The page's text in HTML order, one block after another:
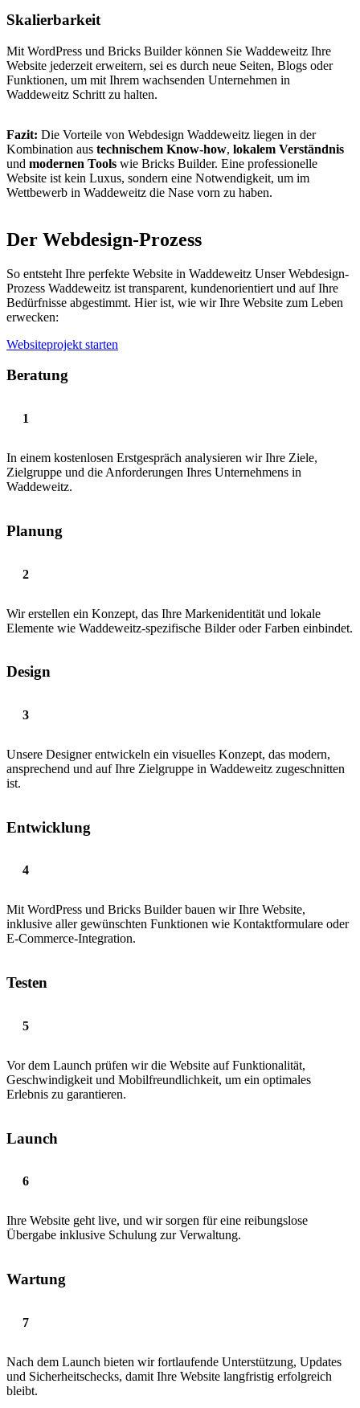
Skalierbarkeit
Mit WordPress und Bricks Builder können Sie Waddeweitz Ihre
Website jederzeit erweitern, sei es durch neue Seiten, Blogs oder
Funktionen, um mit Ihrem wachsenden Unternehmen in
Waddeweitz Schritt zu halten.
Fazit: Die Vorteile von Webdesign Waddeweitz liegen in der
Kombination aus technischem Know-how, lokalem Verständnis
und modernen Tools wie Bricks Builder. Eine professionelle
Website ist kein Luxus, sondern eine Notwendigkeit, um im
Wettbewerb in Waddeweitz die Nase vorn zu haben.
Der Webdesign-Prozess
So entsteht Ihre perfekte Website in Waddeweitz Unser Webdesign-
Prozess Waddeweitz ist transparent, kundenorientiert und auf Ihre
Bedürfnisse abgestimmt. Hier ist, wie wir Ihre Website zum Leben
erwecken:
Websiteprojekt starten
Beratung
In einem kostenlosen Erstgespräch analysieren wir Ihre Ziele,
Zielgruppe und die Anforderungen Ihres Unternehmens in
Waddeweitz.
Planung
Wir erstellen ein Konzept, das Ihre Markenidentität und lokale
Elemente wie Waddeweitz-spezifische Bilder oder Farben einbindet.
Design
Unsere Designer entwickeln ein visuelles Konzept, das modern,
ansprechend und auf Ihre Zielgruppe in Waddeweitz zugeschnitten
ist.
Entwicklung
Mit WordPress und Bricks Builder bauen wir Ihre Website,
inklusive aller gewünschten Funktionen wie Kontaktformulare oder
E-Commerce-Integration.
Testen
Vor dem Launch prüfen wir die Website auf Funktionalität,
Geschwindigkeit und Mobilfreundlichkeit, um ein optimales
Erlebnis zu garantieren.
Launch
Ihre Website geht live, und wir sorgen für eine reibungslose
Übergabe inklusive Schulung zur Verwaltung.
Wartung
Nach dem Launch bieten wir fortlaufende Unterstützung, Updates
und Sicherheitschecks, damit Ihre Website langfristig erfolgreich
bleibt.